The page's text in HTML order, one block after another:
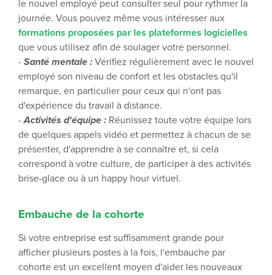
le nouvel employé peut consulter seul pour rythmer la
journée. Vous pouvez même vous intéresser aux
formations proposées par les plateformes logicielles
que vous utilisez afin de soulager votre personnel.
- Santé mentale : Vérifiez régulièrement avec le nouvel
employé son niveau de confort et les obstacles qu'il
remarque, en particulier pour ceux qui n'ont pas
d'expérience du travail à distance.
-Activités d'équipe : Réunissez toute votre équipe lors
de quelques appels vidéo et permettez à chacun de se
présenter, d'apprendre à se connaître et, si cela
correspond à votre culture, de participer à des activités
brise-glace ou à un happy hour virtuel.
Embauche de la cohorte
Si votre entreprise est suffisamment grande pour
afficher plusieurs postes à la fois, l'embauche par
cohorte est un excellent moyen d'aider les nouveaux